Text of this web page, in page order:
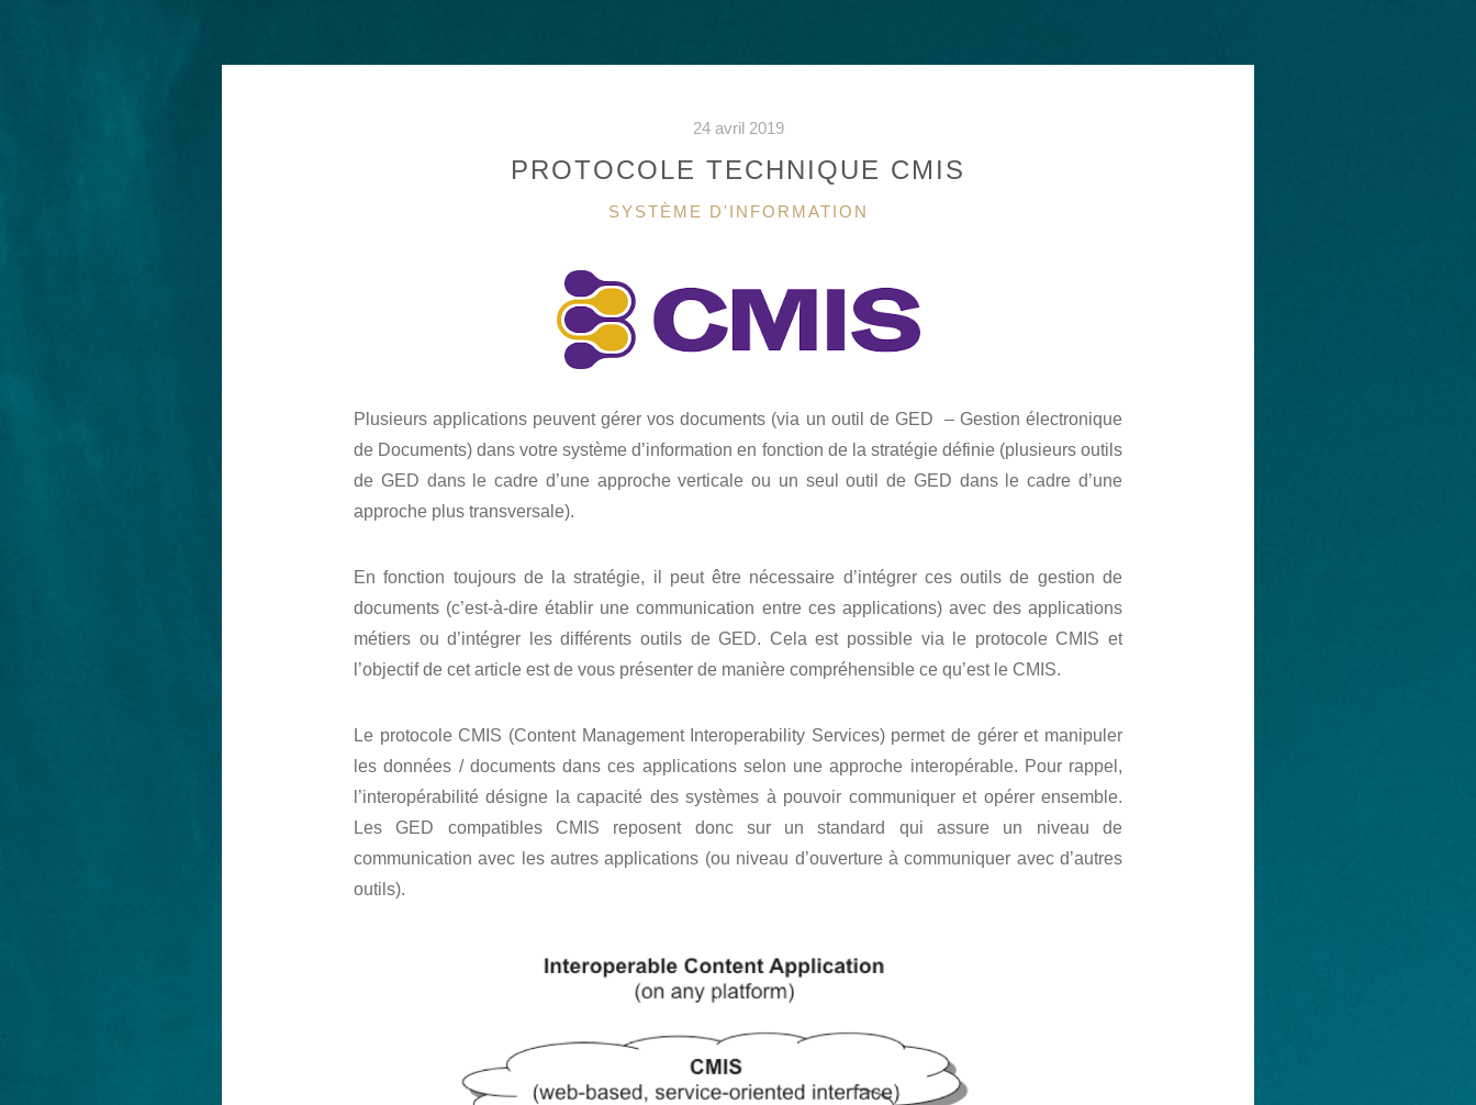
24 avril 2019
PROTOCOLE TECHNIQUE CMIS
CATÉGORIES
SYSTÈME D'INFORMATION
Plusieurs applications peuvent gérer vos documents (via un outil de GED – Gestion électronique
de Documents) dans votre système d’information en fonction de la stratégie définie (plusieurs outils
de GED dans le cadre d’une approche verticale ou un seul outil de GED dans le cadre d’une
approche plus transversale).
En fonction toujours de la stratégie, il peut être nécessaire d’intégrer ces outils de gestion de
documents (c’est-à-dire établir une communication entre ces applications) avec des applications
métiers ou d’intégrer les différents outils de GED. Cela est possible via le protocole CMIS et
l’objectif de cet article est de vous présenter de manière compréhensible ce qu’est le CMIS.
Le protocole CMIS (Content Management Interoperability Services) permet de gérer et manipuler
les données / documents dans ces applications selon une approche interopérable. Pour rappel,
l’interopérabilité désigne la capacité des systèmes à pouvoir communiquer et opérer ensemble.
Les GED compatibles CMIS reposent donc sur un standard qui assure un niveau de
communication avec les autres applications (ou niveau d’ouverture à communiquer avec d’autres
outils).